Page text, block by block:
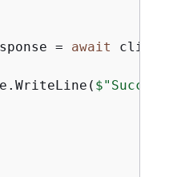
= await